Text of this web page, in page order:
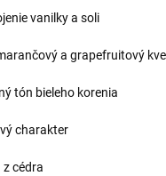
vanilky a soli
a grapefruitový
tón bieleho korenia
charakter
z cédra